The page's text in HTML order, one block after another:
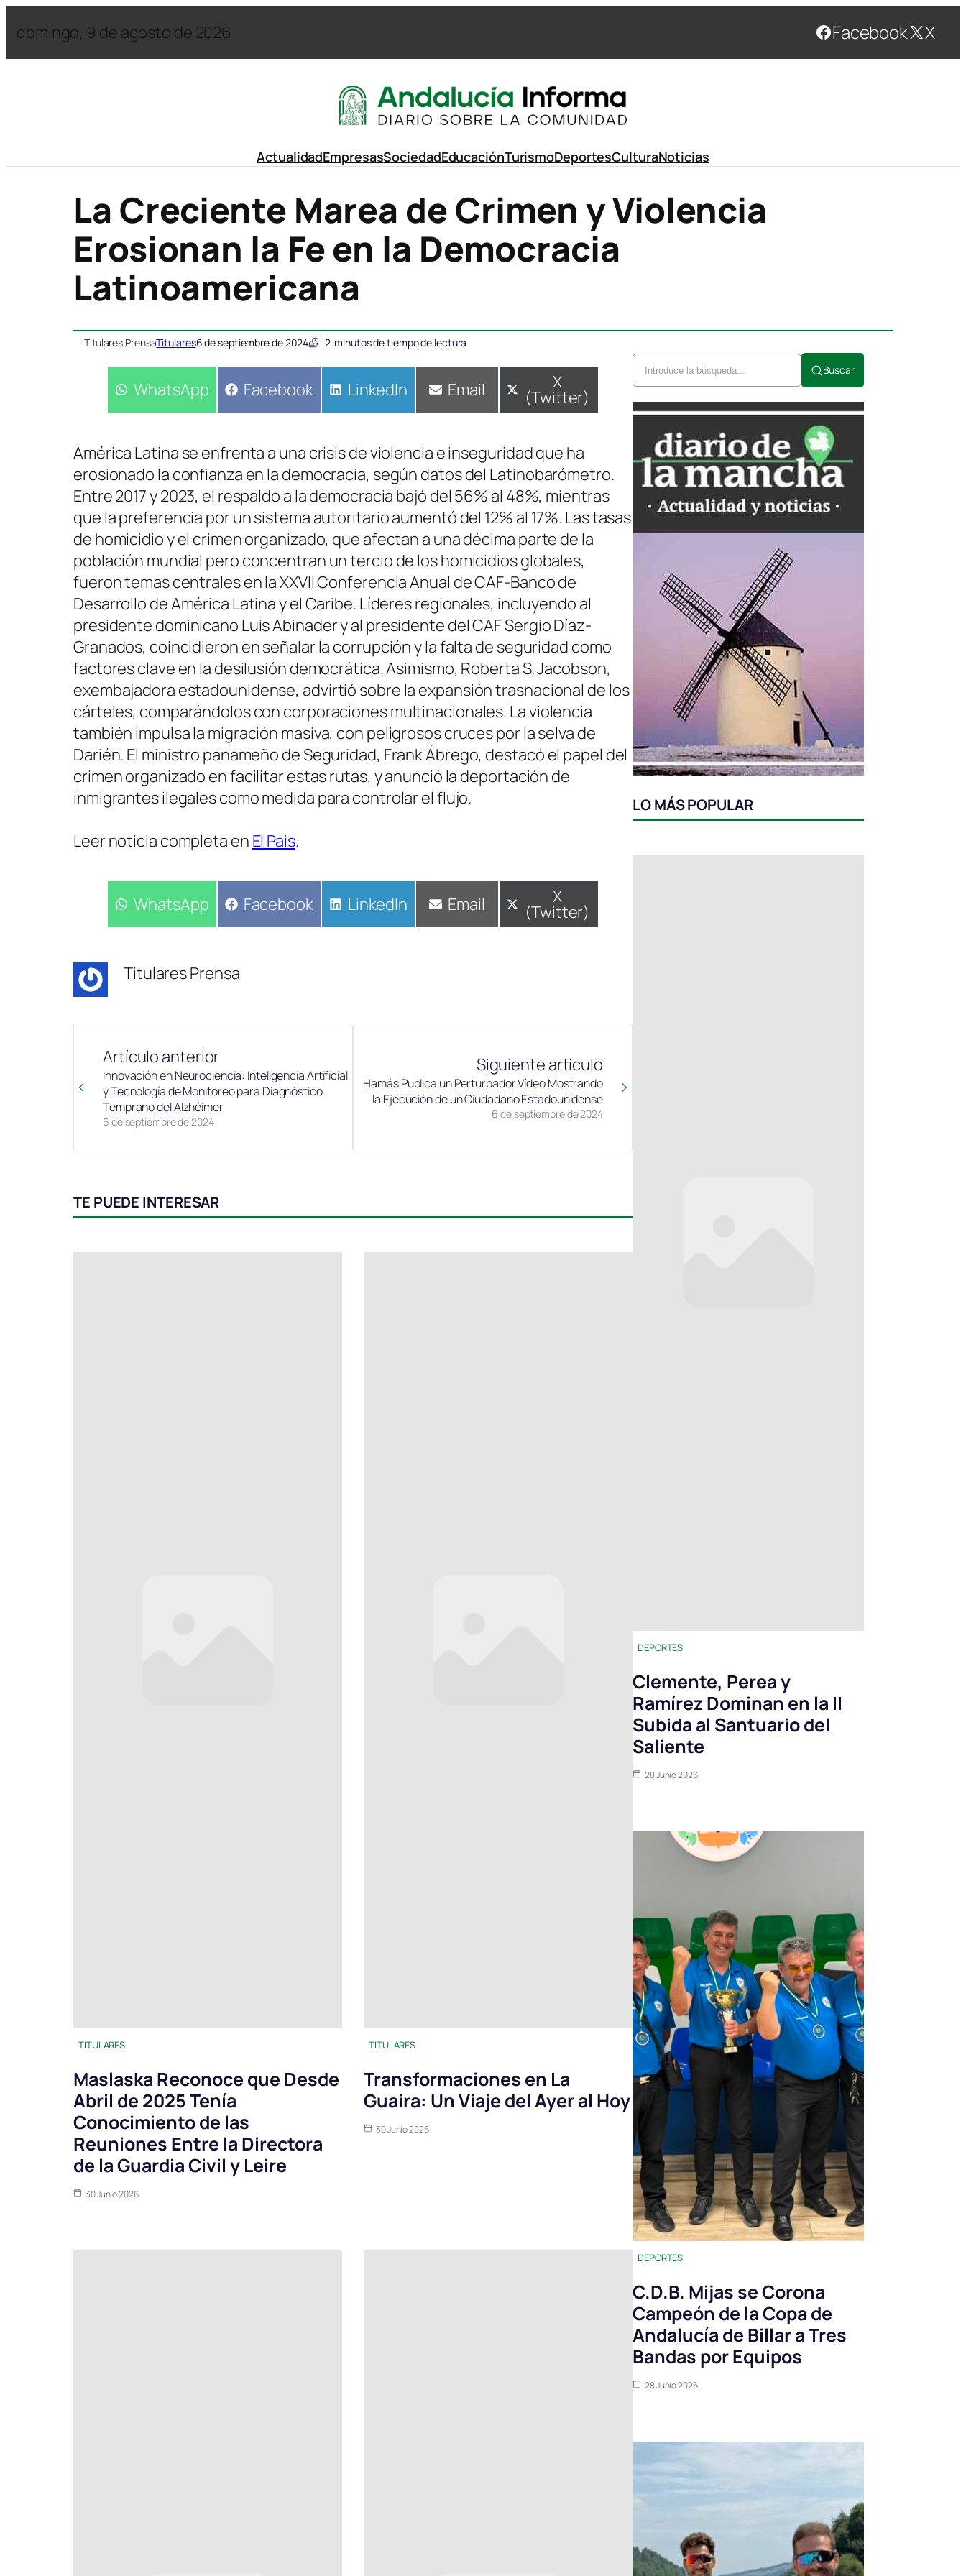
domingo, 9 de agosto de 2026 Facebook X
ActualidadEmpresasSociedadEducaciónTurismoDeportesCulturaNoticias
La Creciente Marea de Crimen y Violencia
Erosionan la Fe en la Democracia
Latinoamericana
Titulares PrensaTitulares6 de septiembre de 2024 2 minutos de tiempo de lectura
Compartir
WhatsApp Compartir
Facebook Compartir
LinkedIn Compartir
Email Compartir
en
X
(Twitter)
América Latina se enfrenta a una crisis de violencia e inseguridad que ha
erosionado la confianza en la democracia, según datos del Latinobarómetro.
Entre 2017 y 2023, el respaldo a la democracia bajó del 56% al 48%, mientras
que la preferencia por un sistema autoritario aumentó del 12% al 17%. Las tasas
de homicidio y el crimen organizado, que afectan a una décima parte de la
población mundial pero concentran un tercio de los homicidios globales,
fueron temas centrales en la XXVII Conferencia Anual de CAF-Banco de
Desarrollo de América Latina y el Caribe. Líderes regionales, incluyendo al
presidente dominicano Luis Abinader y al presidente del CAF Sergio Díaz-
Granados, coincidieron en señalar la corrupción y la falta de seguridad como
factores clave en la desilusión democrática. Asimismo, Roberta S. Jacobson,
exembajadora estadounidense, advirtió sobre la expansión trasnacional de los
cárteles, comparándolos con corporaciones multinacionales. La violencia
también impulsa la migración masiva, con peligrosos cruces por la selva de
Darién. El ministro panameño de Seguridad, Frank Ábrego, destacó el papel del
crimen organizado en facilitar estas rutas, y anunció la deportación de
inmigrantes ilegales como medida para controlar el flujo.
Leer noticia completa en El Pais.
Compartir
WhatsApp Compartir
Facebook Compartir
LinkedIn Compartir
Email Compartir
en
X
(Twitter)
Titulares Prensa
Artículo anterior
6 de septiembre de 2024
Innovación en Neurociencia: Inteligencia Artificial
y Tecnología de Monitoreo para Diagnóstico
Temprano del Alzhéimer
Siguiente artículo
6 de septiembre de 2024
Hamás Publica un Perturbador Vídeo Mostrando
la Ejecución de un Ciudadano Estadounidense
TE PUEDE INTERESAR
TITULARES
Maslaska Reconoce que Desde
Abril de 2025 Tenía
Conocimiento de las
Reuniones Entre la Directora
de la Guardia Civil y Leire
30 Junio 2026
TITULARES
Transformaciones en La
Guaira: Un Viaje del Ayer al Hoy
30 Junio 2026
Buscar
LO MÁS POPULAR
DEPORTES
Clemente, Perea y
Ramírez Dominan en la II
Subida al Santuario del
Saliente
28 Junio 2026
DEPORTES
C.D.B. Mijas se Corona
Campeón de la Copa de
Andalucía de Billar a Tres
Bandas por Equipos
28 Junio 2026